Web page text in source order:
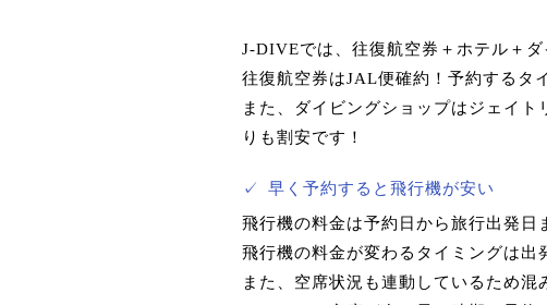
J-DIVEでは、往復航空券＋ホテル＋
往復航空券はJAL便確約！予約するタ
また、ダイビングショップはジェイ
りも割安です！
✓
早く予約すると飛行機が安い
飛行機の料金は予約日から旅行出発日
飛行機の料金が変わるタイミングは
また、空席状況も連動しているため混